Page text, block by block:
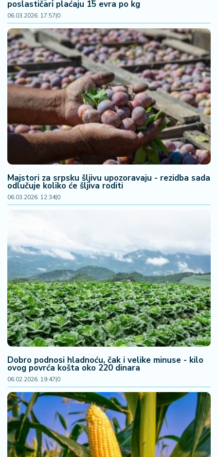
poslastičari plaćaju 15 evra po kg
06.03.2026. 17:57|0
Majstori za srpsku šljivu upozoravaju - rezidba sada
odlučuje koliko će šljiva roditi
06.03.2026. 12:34|0
Dobro podnosi hladnoću, čak i velike minuse - kilo
ovog povrća košta oko 220 dinara
06.02.2026. 19:47|0